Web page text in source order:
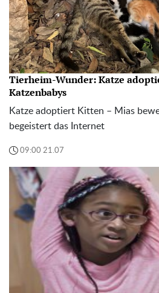
Tierheim-Wunder: Katze
Katzenbabys
Katze adoptiert Kitten – Mias
begeistert das Internet
09:00 21.07